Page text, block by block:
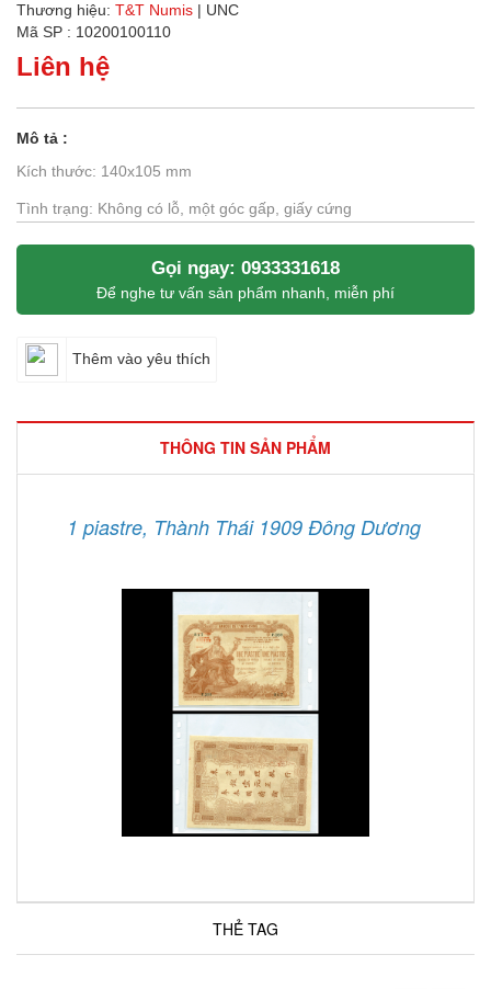
Thương hiệu: T&T Numis | UNC
Mã SP : 10200100110
Liên hệ
Mô tả :
Kích thước: 140x105 mm
Tình trạng: Không có lỗ, một góc gấp, giấy cứng
Gọi ngay: 0933331618
Để nghe tư vấn sản phẩm nhanh, miễn phí
Thêm vào yêu thích
THÔNG TIN SẢN PHẨM
1 piastre, Thành Thái 1909 Đông Dương
THẺ TAG